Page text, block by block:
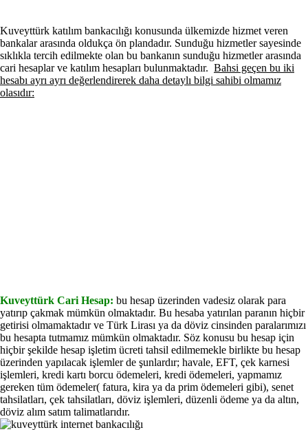
Kuveyttürk katılım bankacılığı konusunda ülkemizde hizmet veren
bankalar arasında oldukça ön plandadır. Sunduğu hizmetler sayesinde
sıklıkla tercih edilmekte olan bu bankanın sunduğu hizmetler arasında
cari hesaplar ve katılım hesapları bulunmaktadır. Bahsi geçen bu iki
hesabı ayrı ayrı değerlendirerek daha detaylı bilgi sahibi olmamız
olasıdır:
Kuveyttürk Cari Hesap: bu hesap üzerinden vadesiz olarak para
yatırıp çakmak mümkün olmaktadır. Bu hesaba yatırılan paranın hiçbir
getirisi olmamaktadır ve Türk Lirası ya da döviz cinsinden paralarımızı
bu hesapta tutmamız mümkün olmaktadır. Söz konusu bu hesap için
hiçbir şekilde hesap işletim ücreti tahsil edilmemekle birlikte bu hesap
üzerinden yapılacak işlemler de şunlardır; havale, EFT, çek karnesi
işlemleri, kredi kartı borcu ödemeleri, kredi ödemeleri, yapmamız
gereken tüm ödemeler( fatura, kira ya da prim ödemeleri gibi), senet
tahsilatları, çek tahsilatları, döviz işlemleri, düzenli ödeme ya da altın,
döviz alım satım talimatlarıdır.